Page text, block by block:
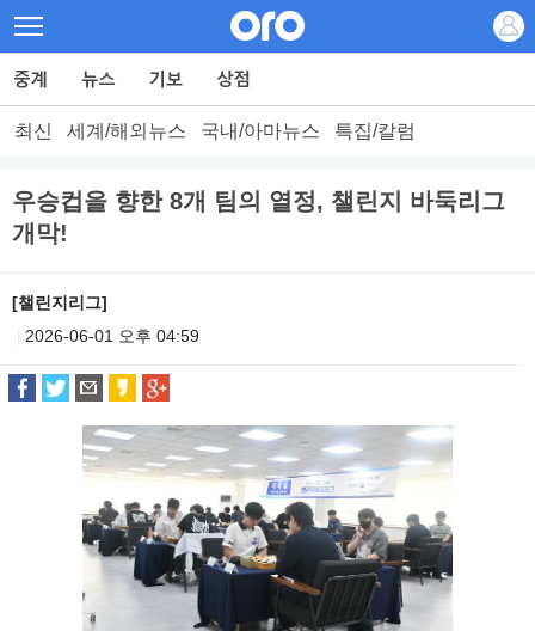
최신 세계/해외뉴스 국내/아마뉴스 특집/칼럼
우승컵을 향한 8개 팀의 열정, 챌린지 바둑리그
개막!
[챌린지리그]
2026-06-01 오후 04:59